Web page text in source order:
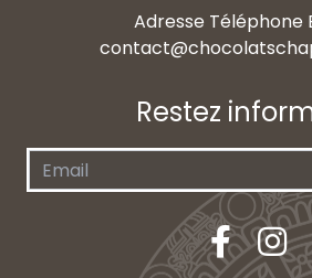
Adresse Téléphone
Restez